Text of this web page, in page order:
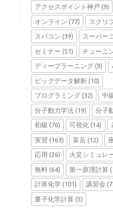
アクセスポイント神戸 (9)
オンライン (77) スクリ
スパコン (39) スーパー
セミナー (51) チューニ
ディープラーニング(9)
ビッグデータ解析(10)
プログラミング(32) 中
分子動力学法(19) 分子
初級 (76) 可視化 (14)
実習 (163) 富岳 (12)
応用 (26) 火災シミュレ
無料(64) 第一原理計算
計算化学(101) 講習会
量子化学計算(5)